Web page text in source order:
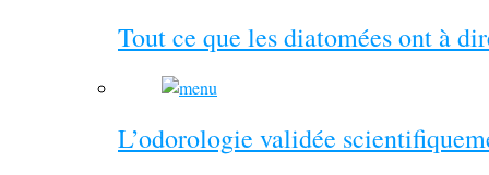
Tout ce que les diatomées ont à
L’odorologie validée